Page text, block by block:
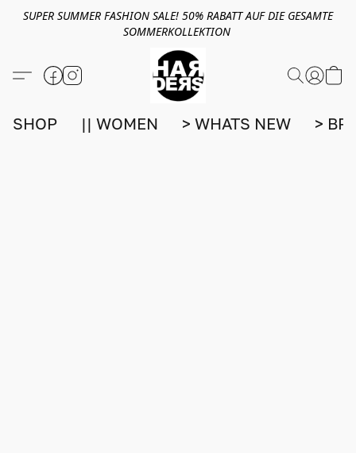
SUPER SUMMER FASHION SALE! 50% RABATT AUF DIE GESAMTE
SOMMERKOLLEKTION
SHOP || WOMEN > WHATS NEW >